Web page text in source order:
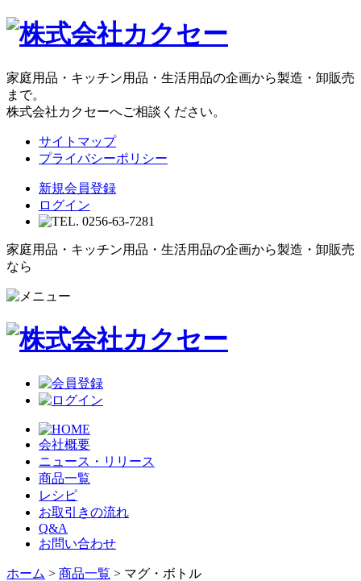
家庭用品・キッチン用品・生活用品の企画から製造・卸販売
まで。
株式会社カクセーへご相談ください。
サイトマップ
プライバシーポリシー
新規会員登録
ログイン
家庭用品・キッチン用品・生活用品の企画から製造・卸販売
なら
会社概要
ニュース・リリース
商品一覧
レシピ
お取引きの流れ
Q&A
お問い合わせ
ホーム > 商品一覧 > マグ・ボトル